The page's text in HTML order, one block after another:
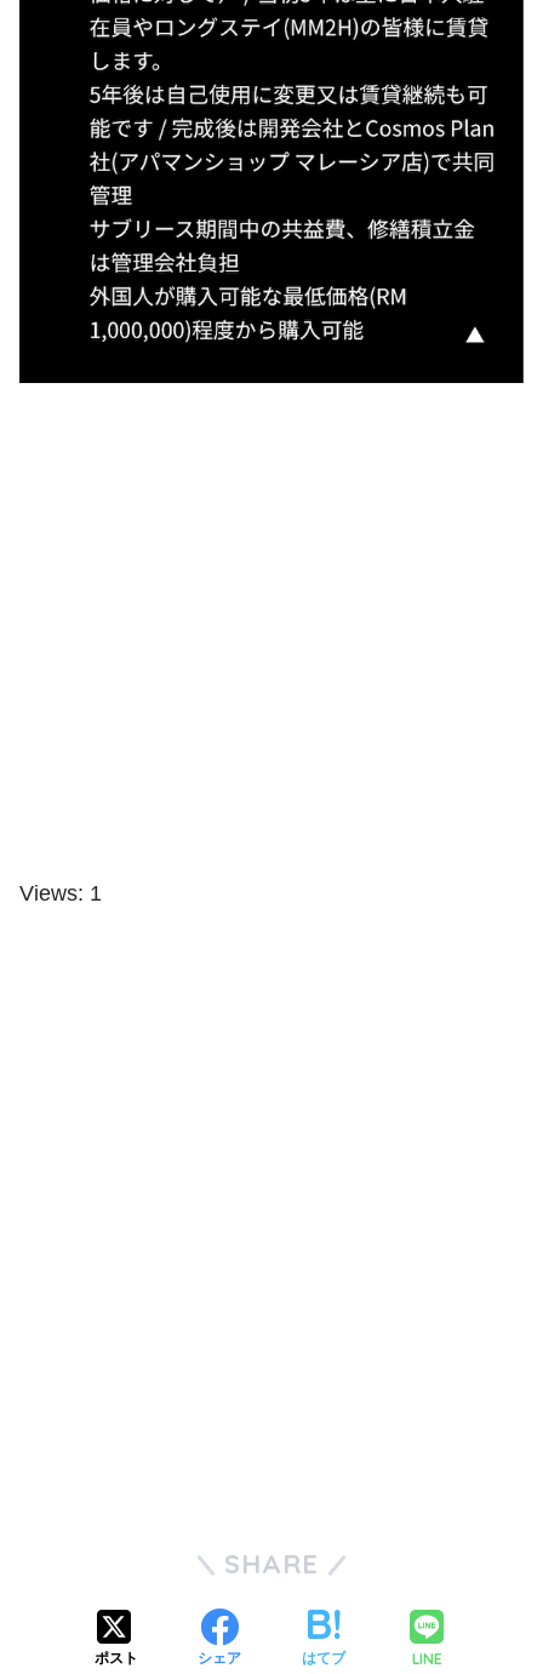
Views: 1
SHARE
ポスト シェア はてブ LINE